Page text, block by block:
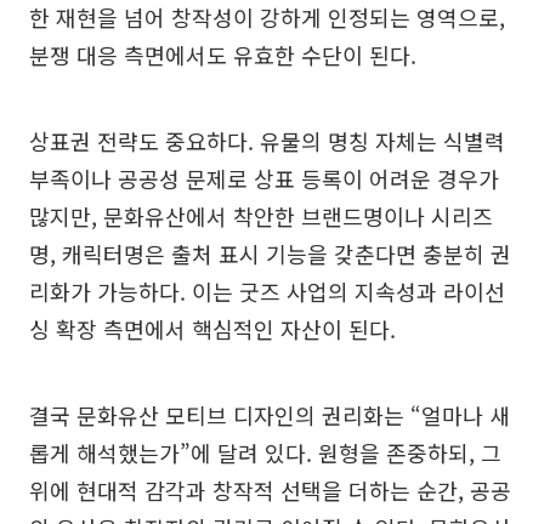
한 재현을 넘어 창작성이 강하게 인정되는 영역으로,
분쟁 대응 측면에서도 유효한 수단이 된다.
상표권 전략도 중요하다. 유물의 명칭 자체는 식별력
부족이나 공공성 문제로 상표 등록이 어려운 경우가
많지만, 문화유산에서 착안한 브랜드명이나 시리즈
명, 캐릭터명은 출처 표시 기능을 갖춘다면 충분히 권
리화가 가능하다. 이는 굿즈 사업의 지속성과 라이선
싱 확장 측면에서 핵심적인 자산이 된다.
결국 문화유산 모티브 디자인의 권리화는 “얼마나 새
롭게 해석했는가”에 달려 있다. 원형을 존중하되, 그
위에 현대적 감각과 창작적 선택을 더하는 순간, 공공